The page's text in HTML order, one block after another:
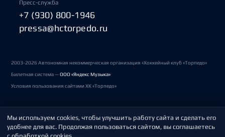
Пресс-служба
+7 (930) 800-1946
pressa@hctorpedo.ru
2003-2026 Автономная некоммерческая организация «Хоккейный клуб «Торпедо»
Билетная система —ООО «Яндекс Музыка»
Условия пользования сайтами ХК «Торпедо»
Политика обработки персональных данных
Мы используем cookies, чтобы улучшить работу сайта и сделать его
удобнее для вас. Продолжая пользоваться сайтом, вы соглашаетесь